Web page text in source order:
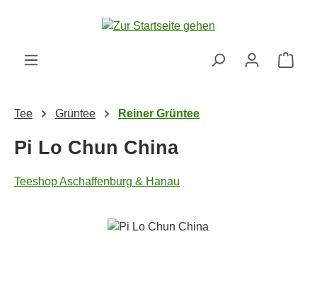
Zum Hauptinhalt springen
Tee Grüntee Reiner Grüntee
Pi Lo Chun China
Teeshop Aschaffenburg & Hanau
Bildergalerie überspringen